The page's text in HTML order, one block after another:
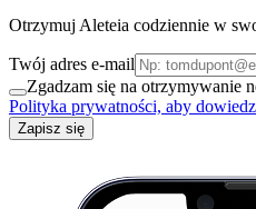
Otrzymuj Aleteia codziennie w
Twój adres e-mail
Zgadzam się na otrzymywanie
Polityka prywatności, aby
Zapisz się